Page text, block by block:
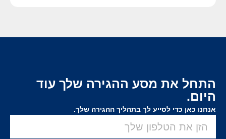
התחל את מסע ההגירה שלך עוד
היום.
אנחנו כאן כדי לסייע לך בתהליך ההגירה שלך.